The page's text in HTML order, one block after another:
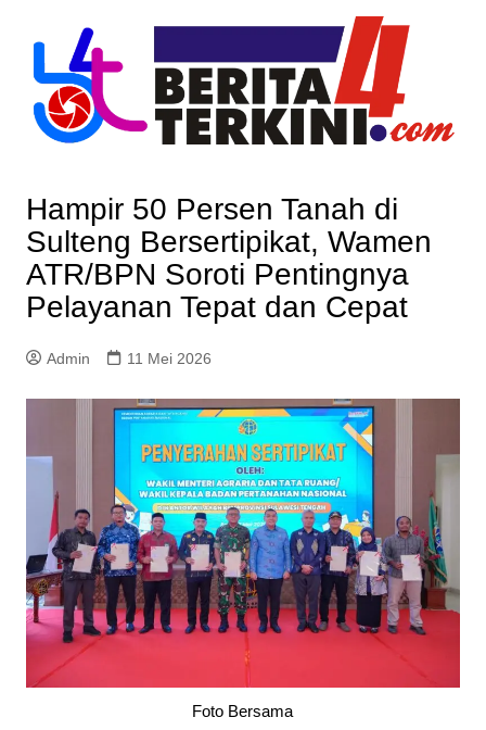
content
Hampir 50 Persen Tanah di
Sulteng Bersertipikat, Wamen
ATR/BPN Soroti Pentingnya
Pelayanan Tepat dan Cepat
Admin 11 Mei 2026
Foto Bersama